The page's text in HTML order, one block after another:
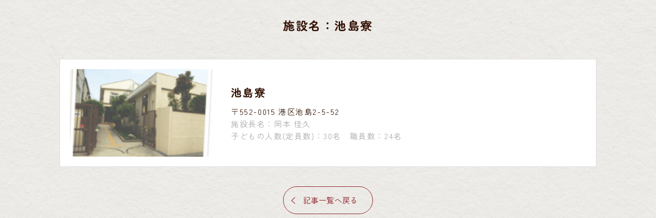
施設名：池島寮
池島寮
〒552-0015 港区池島2-5-52
施設長名：岡本 佳久
子どもの人数(定員数)：30名 職員数：24名
記事一覧へ戻る